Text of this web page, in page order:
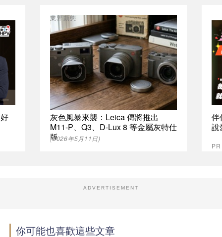
灰色風暴來襲：Leica 傳將推出
M11-P、Q3、D-Lux 8 等金屬灰特仕
版
業界動態
(2026年5月11日)
伴
說
ADVERTISEMENT
你可能也喜歡這些文章